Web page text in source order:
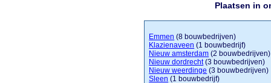
Plaatsen in
Emmen (8 bouwbedrijven)
Klazienaveen (1 bouwbedrijf)
Nieuw amsterdam (2 bouwbedrijven)
Nieuw dordrecht(3 bouwbedrijven)
Nieuw weerdinge (3 bouwbedrijven)
Sleen (1 bouwbedrijf)